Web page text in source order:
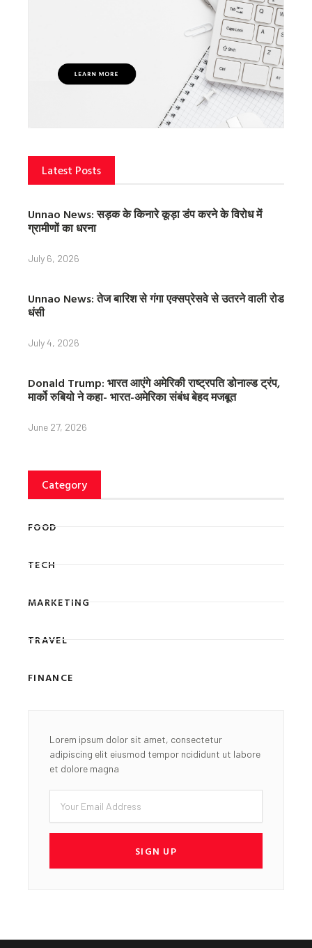
Latest Posts
Unnao News: सड़क के किनारे कूड़ा डंप करने के विरोध में
ग्रामीणों का धरना
July 6, 2026
Unnao News: तेज बारिश से गंगा एक्सप्रेसवे से उतरने वाली रोड
धंसी
July 4, 2026
Donald Trump: भारत आएंगे अमेरिकी राष्ट्रपति डोनाल्ड ट्रंप,
मार्को रुबियो ने कहा- भारत-अमेरिका संबंध बेहद मजबूत
June 27, 2026
Category
FOOD
TECH
MARKETING
TRAVEL
FINANCE
Lorem ipsum dolor sit amet, consectetur
adipiscing elit eiusmod tempor ncididunt ut labore
et dolore magna
Email
SIGN UP